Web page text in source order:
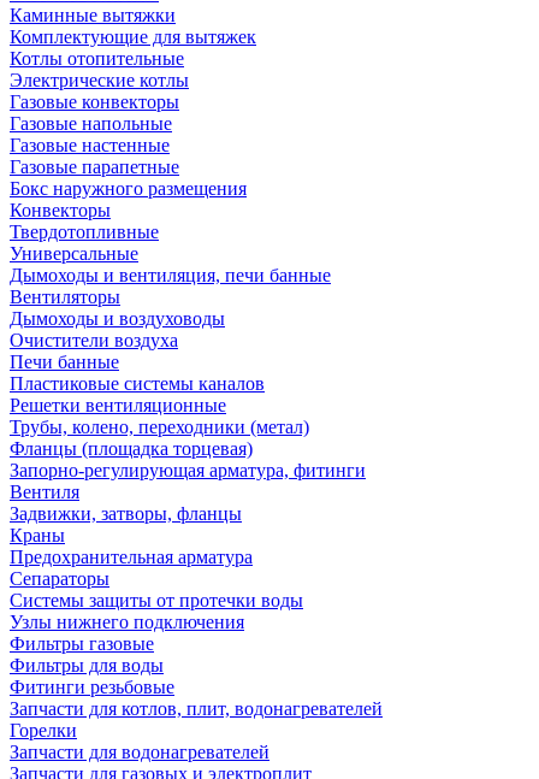
Каминные вытяжки
Комплектующие для вытяжек
Котлы отопительные
Электрические котлы
Газовые конвекторы
Газовые напольные
Газовые настенные
Газовые парапетные
Бокс наружного размещения
Конвекторы
Твердотопливные
Универсальные
Дымоходы и вентиляция, печи банные
Вентиляторы
Дымоходы и воздуховоды
Очистители воздуха
Печи банные
Пластиковые системы каналов
Решетки вентиляционные
Трубы, колено, переходники (метал)
Фланцы (площадка торцевая)
Запорно-регулирующая арматура, фитинги
Вентиля
Задвижки, затворы, фланцы
Краны
Предохранительная арматура
Сепараторы
Системы защиты от протечки воды
Узлы нижнего подключения
Фильтры газовые
Фильтры для воды
Фитинги резьбовые
Запчасти для котлов, плит, водонагревателей
Горелки
Запчасти для водонагревателей
Запчасти для газовых и электроплит